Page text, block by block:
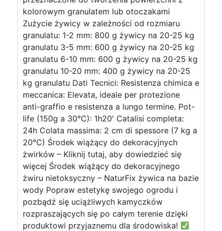
kolorowym granulatem lub otoczakami
Zużycie żywicy w zależności od rozmiaru
granulatu: 1-2 mm: 800 g żywicy na 20-25 kg
granulatu 3-5 mm: 600 g żywicy na 20-25 kg
granulatu 6-10 mm: 600 g żywicy na 20-25 kg
granulatu 10-20 mm: 400 g żywicy na 20-25
kg granulatu Dati Tecnici: Resistenza chimica e
meccanica: Elevata, ideale per protezione
anti-graffio e resistenza a lungo termine. Pot-
life (150g a 30°C): 1h20′ Catalisi completa:
24h Colata massima: 2 cm di spessore (7 kg a
20°C) Środek wiążący do dekoracyjnych
żwirków – Kliknij tutaj, aby dowiedzieć się
więcej Środek wiążący do dekoracyjnego
żwiru nietoksyczny – NaturFix żywica na bazie
wody Popraw estetykę swojego ogrodu i
pozbądź się uciążliwych kamyczków
rozpraszających się po całym terenie dzięki
produktowi przyjaznemu dla środowiska!